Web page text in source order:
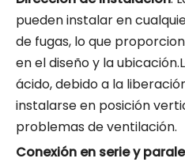
pueden instalar en
de fugas, lo que
en el diseño y la
ácido, debido a la
instalarse en posición
problemas de ventilación.
Conexión en serie y